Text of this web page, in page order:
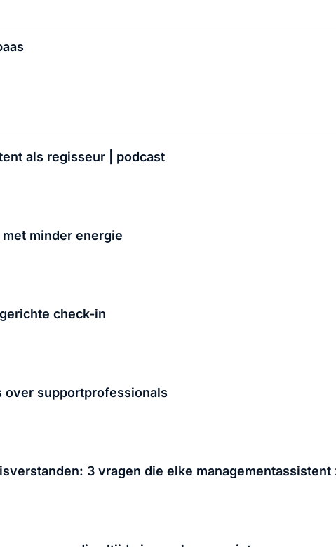
als regisseur | podcast
minder energie
check-in
over supportprofessionals
3 vragen die elke managementassistent